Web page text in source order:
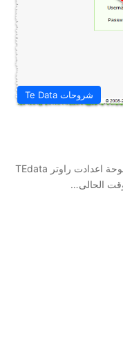
شروحات Te Data
تتبع الارقام 192.168.l.1 تسجيل الدخول الى لوحة اعدادت راوتر TEdata